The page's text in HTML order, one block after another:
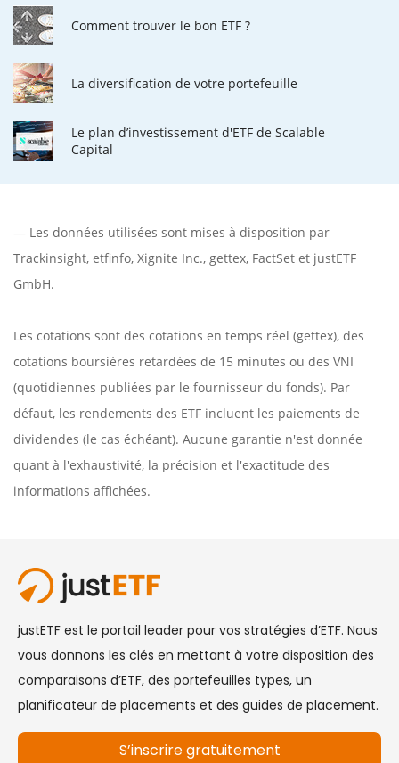
Comment trouver le bon ETF ?
La diversification de votre portefeuille
Le plan d’investissement d'ETF de Scalable
Capital
— Les données utilisées sont mises à disposition par
Trackinsight, etfinfo, Xignite Inc., gettex, FactSet et justETF
GmbH.
Les cotations sont des cotations en temps réel (gettex), des
cotations boursières retardées de 15 minutes ou des VNI
(quotidiennes publiées par le fournisseur du fonds). Par
défaut, les rendements des ETF incluent les paiements de
dividendes (le cas échéant). Aucune garantie n'est donnée
quant à l'exhaustivité, la précision et l'exactitude des
informations affichées.